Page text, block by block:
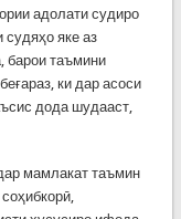
адолати судиро
яке аз
барои таъмини
ки дар асоси
дода шудааст,
мамлакат таъмин